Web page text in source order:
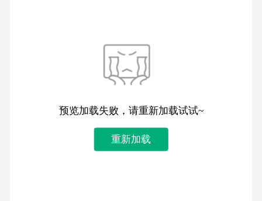
预览加载失败，请重新加载试试~
重新加载